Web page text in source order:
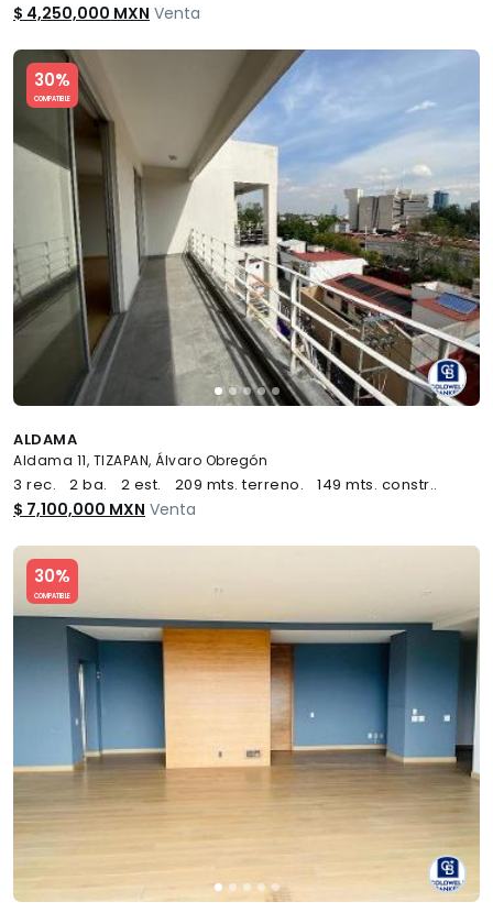
$ 4,250,000 MXN Venta
30%
COMPATIBLE
Slide 1 of 5
ALDAMA
Aldama 11, TIZAPAN, Álvaro Obregón
3 rec. 2 ba. 2 est. 209 mts. terreno. 149 mts. constr..
$ 7,100,000 MXN Venta
30%
COMPATIBLE
Slide 1 of 5